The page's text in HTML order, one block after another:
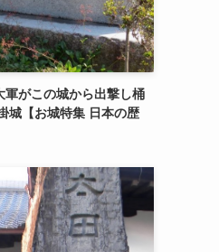
軍がこの城から出撃し桶
城【お城特集 日本の歴